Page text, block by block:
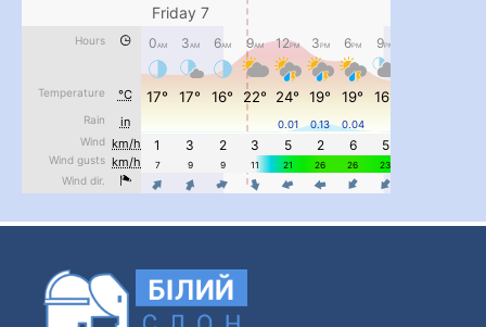
#PipIvanToday
#PipIvanWeather
 ...
pimrec_project